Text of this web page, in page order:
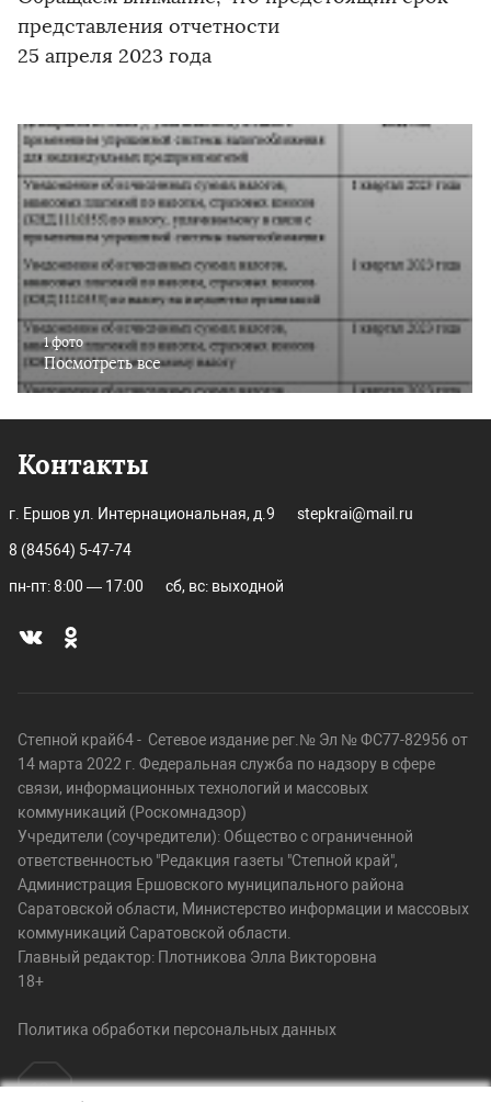
представления отчетности
25 апреля 2023 года
1 фото
Посмотреть все
Контакты
г. Ершов ул. Интернациональная, д.9 stepkrai@mail.ru
8 (84564) 5-47-74
пн-пт: 8:00 — 17:00 сб, вс: выходной
Степной край64 - Сетевое издание рег.№ Эл № ФС77-82956 от
14 марта 2022 г. Федеральная служба по надзору в сфере
связи, информационных технологий и массовых
коммуникаций (Роскомнадзор)
Учредители (соучредители): Общество с ограниченной
ответственностью "Редакция газеты "Степной край",
Администрация Ершовского муниципального района
Саратовской области, Министерство информации и массовых
коммуникаций Саратовской области.
Главный редактор: Плотникова Элла Викторовна
18+
Политика обработки персональных данных